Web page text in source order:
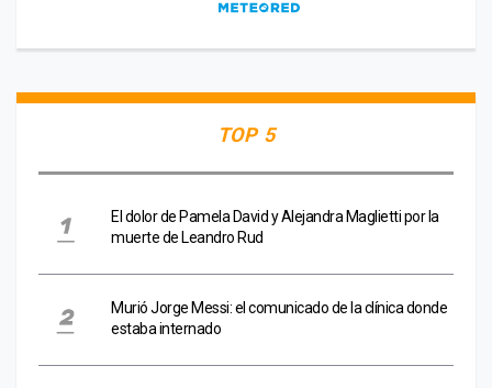
TOP 5
El dolor de Pamela David y Alejandra Maglietti por la
muerte de Leandro Rud
Murió Jorge Messi: el comunicado de la clínica donde
estaba internado